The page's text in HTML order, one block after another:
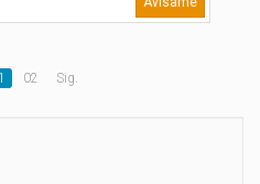
02 Sig.